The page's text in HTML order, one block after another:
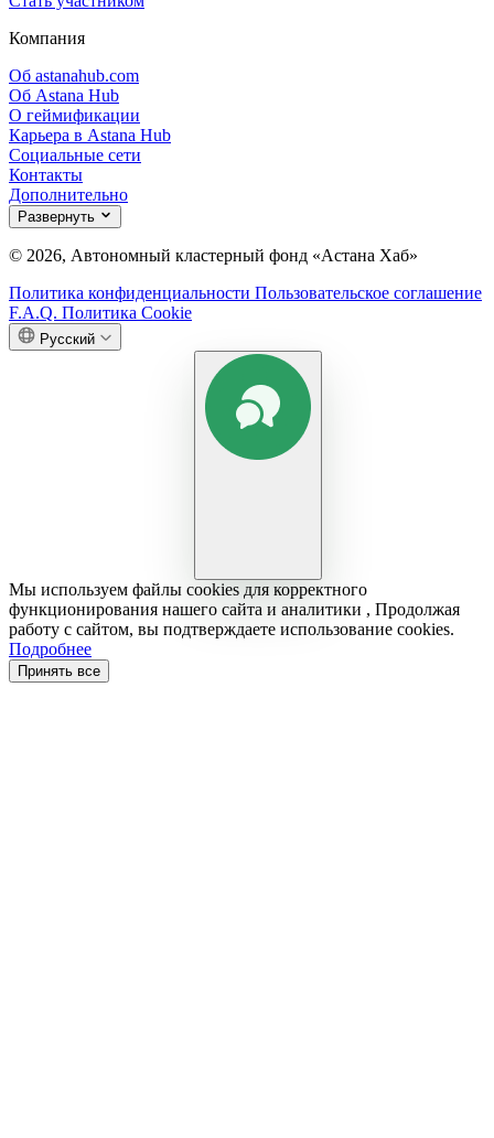
Компания
Об astanahub.com
Об Astana Hub
О геймификации
Карьера в Astana Hub
Социальные сети
Контакты
Дополнительно
Развернуть
© 2026, Автономный кластерный фонд «Астана Хаб»
Политика конфиденциальности Пользовательское соглашение
F.A.Q. Политика Cookie
Русский
Мы используем файлы cookies для корректного
функционирования нашего сайта и аналитики , Продолжая
работу с сайтом, вы подтверждаете использование cookies.
Подробнее
Принять все